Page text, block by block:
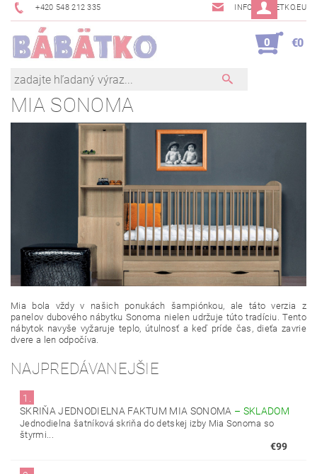
+420 548 212 335 INFO@BABETKO.EU
0 €0
MIA SONOMA
Mia bola vždy v našich ponukách šampiónkou, ale táto verzia z
panelov dubového nábytku Sonoma nielen udržuje túto tradíciu. Tento
nábytok navyše vyžaruje teplo, útulnosť a keď príde čas, dieťa zavrie
dvere a len odpočíva.
NAJPREDÁVANEJŠIE
1.
SKRIŇA JEDNODIELNA FAKTUM MIA SONOMA – SKLADOM
Jednodielna šatníková skriňa do detskej izby Mia Sonoma so
štyrmi...
€99